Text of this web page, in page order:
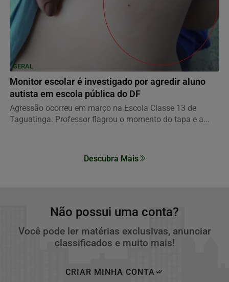
GERAL
Monitor escolar é investigado por agredir aluno
autista em escola pública do DF
Agressão ocorreu em março na Escola Classe 13 de
Taguatinga. Professor flagrou o momento do tapa e a...
Descubra Mais
Não possui uma conta?
Você pode ler matérias exclusivas, anunciar
classificados e muito mais!
CRIAR MINHA CONTA